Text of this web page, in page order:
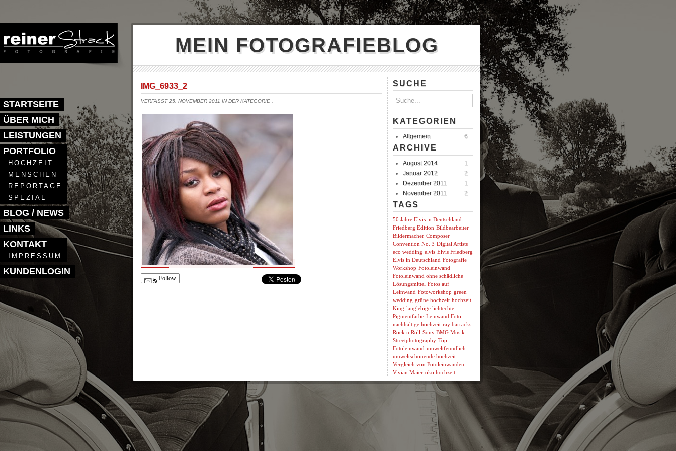
STARTSEITE
ÜBER MICH
LEISTUNGEN
PORTFOLIO
HOCHZEIT
MENSCHEN
REPORTAGE
SPEZIAL
BLOG / NEWS
LINKS
KONTAKT
IMPRESSUM
KUNDENLOGIN
MEIN FOTOGRAFIEBLOG
IMG_6933_2
VERFASST 25. NOVEMBER 2011 IN DER KATEGORIE
Follow
SUCHE
KATEGORIEN
Allgemein 6
ARCHIVE
August 2014
1
Januar 2012
2
Dezember 2011
1
November 2011
2
TAGS
50 Jahre Elvis in Deutschland
Friedberg Edition Bildbearbeiter
Bildermacher Composer
Convention No. 3 Digital Artists
eco wedding elvis Elvis Friedberg
Elvis in Deutschland Fotografie
Workshop Fotoleinwand
Fotoleinwand ohne schädliche
Lösungsmittel Fotos auf
Leinwand Fotoworkshop green
wedding grüne hochzeit hochzeit
King langlebige lichtechte
Pigmentfarbe Leinwand Foto
nachhaltige hochzeit ray barracks
Rock n Roll Sony BMG Musik
Streetphotography Top
Fotoleinwand umweltfeundlich
umweltschonende hochzeit
Vergleich von Fotoleinwänden
Vivian Maier öko hochzeit